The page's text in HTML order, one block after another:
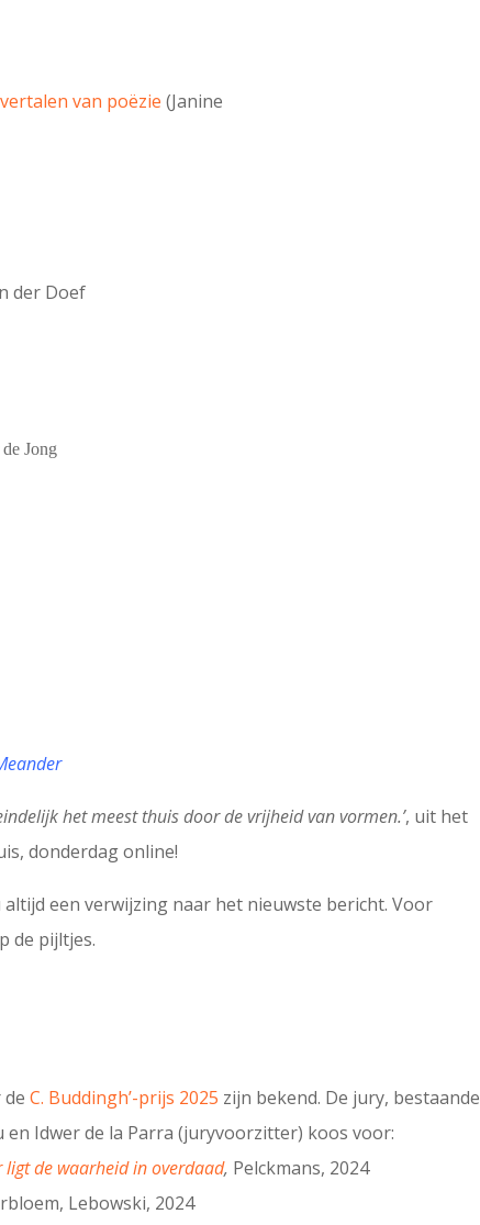
van poëzie (Janine
der Doef
Jong
het meest thuis door de vrijheid van vormen.’, uit het
donderdag online!
altijd een verwijzing naar het nieuwste bericht. Voor
de pijltjes.
deC. Buddingh’-prijs 2025 zijn bekend. De jury, bestaande
en Idwer de la Parra (juryvoorzitter) koos voor:
ligt de waarheid in overdaad, Pelckmans, 2024
Lebowski, 2024